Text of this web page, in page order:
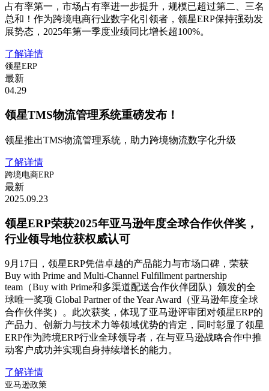
占有率第一，市场占有率进一步提升，规模已超过第二、三名
总和！作为跨境电商行业数字化引领者，领星ERP保持强劲发
展势态，2025年第一季度业绩同比增长超100%。
了解详情
领星ERP
最新
04.29
领星TMS物流管理系统重磅发布！
领星推出TMS物流管理系统，助力跨境物流数字化升级
了解详情
跨境电商ERP
最新
2025.09.23
领星ERP荣获2025年亚马逊年度全球合作伙伴奖，
行业领导地位获权威认可
9月17日，领星ERP凭借卓越的产品能力与市场口碑，荣获
Buy with Prime and Multi-Channel Fulfillment partnership
team（Buy with Prime和多渠道配送合作伙伴团队）颁发的全
球唯一奖项 Global Partner of the Year Award（亚马逊年度全球
合作伙伴奖）。此次获奖，体现了亚马逊评审团对领星ERP的
产品力、创新力与技术力等领域优势的肯定，同时彰显了领星
ERP作为跨境ERP行业全球领导者，在与亚马逊战略合作中推
动客户成功并实现自身持续增长的能力。
了解详情
亚马逊政策